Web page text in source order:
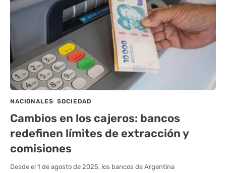
NACIONALES SOCIEDAD
Cambios en los cajeros: bancos
redefinen límites de extracción y
comisiones
Desde el 1 de agosto de 2025, los bancos de Argentina